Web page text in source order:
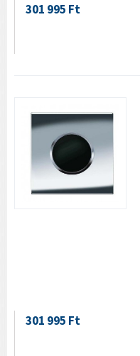
301 995 Ft
301 995 Ft